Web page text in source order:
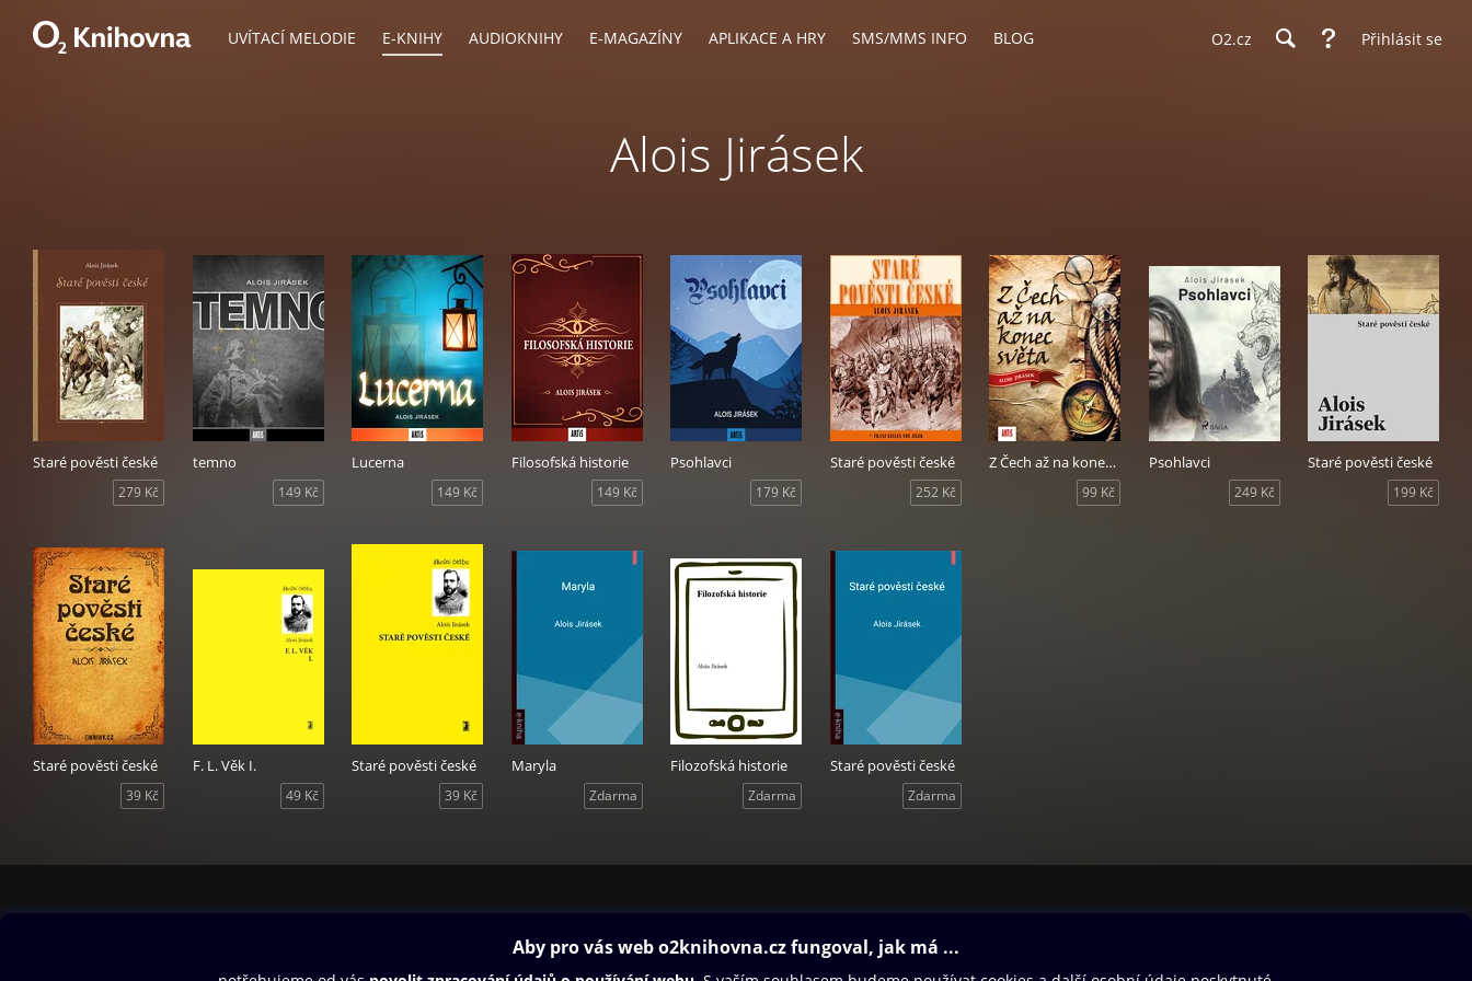
UVÍTACÍ MELODIE E-KNIHY AUDIOKNIHY E-MAGAZÍNY APLIKACE A HRY SMS/MMS INFO BLOG O2.cz Přihlásit se
Alois Jirásek
Staré pověsti české
279 Kč
temno
149 Kč
Lucerna
149 Kč
Filosofská historie
149 Kč
Psohlavci
179 Kč
Staré pověsti české
252 Kč
Z Čech až na konec světa
99 Kč
Psohlavci
249 Kč
Staré pověsti české
199 Kč
Staré pověsti české
39 Kč
F. L. Věk I.
49 Kč
Staré pověsti české
39 Kč
Maryla
Zdarma
Filozofská historie
Zdarma
Staré pověsti české
Zdarma
Aplikace a hry